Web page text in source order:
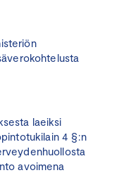
laeiksi
4 §:n
avoimena